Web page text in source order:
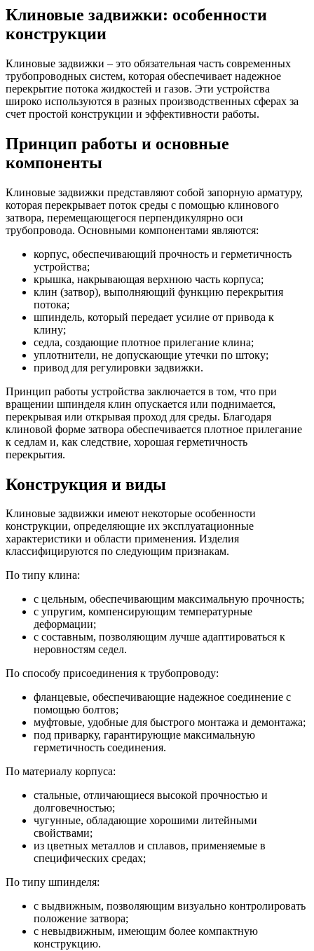
Клиновые задвижки: особенности
конструкции
Клиновые задвижки – это обязательная часть современных
трубопроводных систем, которая обеспечивает надежное
перекрытие потока жидкостей и газов. Эти устройства
широко используются в разных производственных сферах за
счет простой конструкции и эффективности работы.
Принцип работы и основные
компоненты
Клиновые задвижки представляют собой запорную арматуру,
которая перекрывает поток среды с помощью клинового
затвора, перемещающегося перпендикулярно оси
трубопровода. Основными компонентами являются:
корпус, обеспечивающий прочность и герметичность
устройства;
крышка, накрывающая верхнюю часть корпуса;
клин (затвор), выполняющий функцию перекрытия
потока;
шпиндель, который передает усилие от привода к
клину;
седла, создающие плотное прилегание клина;
уплотнители, не допускающие утечки по штоку;
привод для регулировки задвижки.
Принцип работы устройства заключается в том, что при
вращении шпинделя клин опускается или поднимается,
перекрывая или открывая проход для среды. Благодаря
клиновой форме затвора обеспечивается плотное прилегание
к седлам и, как следствие, хорошая герметичность
перекрытия.
Конструкция и виды
Клиновые задвижки имеют некоторые особенности
конструкции, определяющие их эксплуатационные
характеристики и области применения. Изделия
классифицируются по следующим признакам.
По типу клина:
с цельным, обеспечивающим максимальную прочность;
с упругим, компенсирующим температурные
деформации;
с составным, позволяющим лучше адаптироваться к
неровностям седел.
По способу присоединения к трубопроводу:
фланцевые, обеспечивающие надежное соединение с
помощью болтов;
муфтовые, удобные для быстрого монтажа и демонтажа;
под приварку, гарантирующие максимальную
герметичность соединения.
По материалу корпуса:
стальные, отличающиеся высокой прочностью и
долговечностью;
чугунные, обладающие хорошими литейными
свойствами;
из цветных металлов и сплавов, применяемые в
специфических средах;
По типу шпинделя:
с выдвижным, позволяющим визуально контролировать
положение затвора;
с невыдвижным, имеющим более компактную
конструкцию.